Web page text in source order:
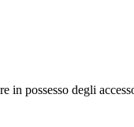
in possesso degli